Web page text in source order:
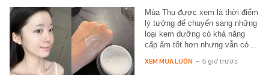
Mùa Thu được xem là thời điểm
lý tưởng để chuyển sang những
loại kem dưỡng có khả năng
cấp ẩm tốt hơn nhưng vẫn có…
XEM MUA LUÔN - 5 giờ trước